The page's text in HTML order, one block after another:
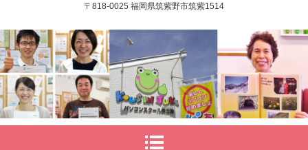
〒818-0025 福岡県筑紫野市筑紫1514